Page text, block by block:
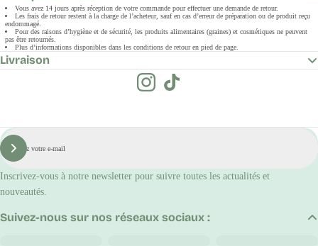
Vous avez 14 jours après réception de votre commande pour effectuer une demande de retour.
Les frais de retour restent à la charge de l’acheteur, sauf en cas d’erreur de préparation ou de produit reçu
endommagé.
Pour des raisons d’hygiène et de sécurité, les produits alimentaires (graines) et cosmétiques ne peuvent
pas être retournés.
Plus d’informations disponibles dans les conditions de retour en pied de page.
Livraison
E-
mail
S'inscrire
Inscrivez-vous à notre newsletter pour suivre toutes les actualités et
nouveautés.
Suivez-nous sur nos réseaux sociaux :